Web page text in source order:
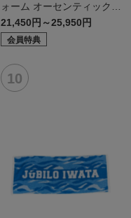
ォーム オーセンティックモ
デル:FP2nd
21,450円～25,950円
会員特典